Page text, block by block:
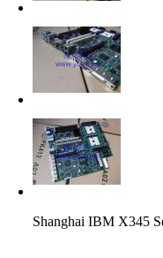
Shanghai IBM X345